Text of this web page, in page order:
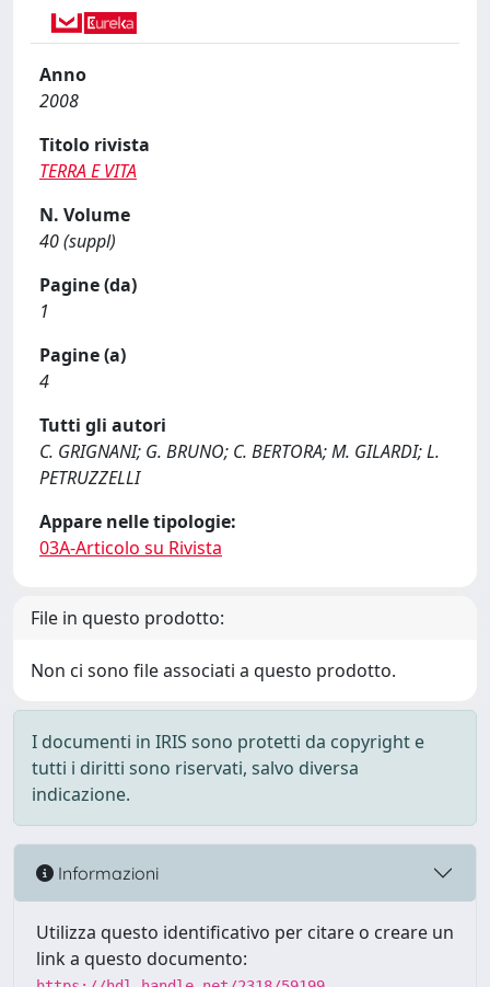
Anno
2008
Titolo rivista
TERRA E VITA
N. Volume
40 (suppl)
Pagine (da)
1
Pagine (a)
4
Tutti gli autori
C. GRIGNANI; G. BRUNO; C. BERTORA; M. GILARDI; L.
PETRUZZELLI
Appare nelle tipologie:
03A-Articolo su Rivista
File in questo prodotto:
Non ci sono file associati a questo prodotto.
I documenti in IRIS sono protetti da copyright e
tutti i diritti sono riservati, salvo diversa
indicazione.
Informazioni
Utilizza questo identificativo per citare o creare un
link a questo documento: